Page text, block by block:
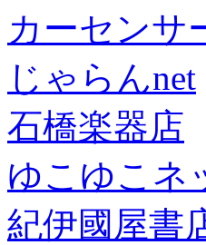
カーセンサ
じゃらんnet
石橋楽器店
ゆこゆこネ
紀伊國屋書